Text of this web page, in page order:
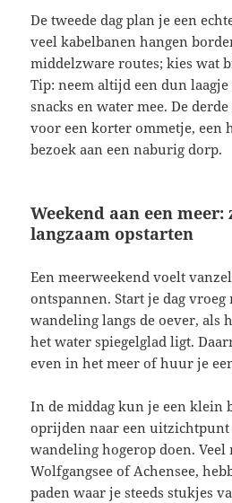
De tweede dag plan je een
veel kabelbanen hangen
middelzware routes; kies wat
Tip: neem altijd een dun
snacks en water mee. De
voor een korter ommetje, een
bezoek aan een naburig dorp.
Weekend aan een meer:
langzaam opstarten
Een meerweekend voelt
ontspannen. Start je dag vroeg
wandeling langs de oever, als
het water spiegelglad ligt.
even in het meer of huur je
In de middag kun je een klein
oprijden naar een
wandeling hogerop doen. Veel
Wolfgangsee of Achensee,
paden waar je steeds stukjes